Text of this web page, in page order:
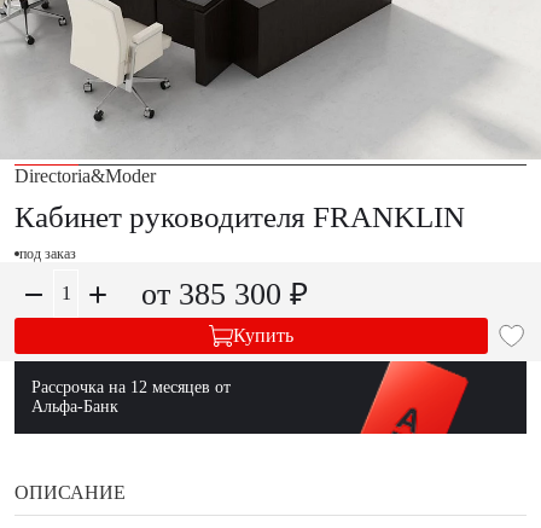
Directoria&Moder
Кабинет руководителя FRANKLIN
под заказ
от 385 300 ₽
Купить
Рассрочка на 12 месяцев от
Альфа-Банк
ОПИСАНИЕ